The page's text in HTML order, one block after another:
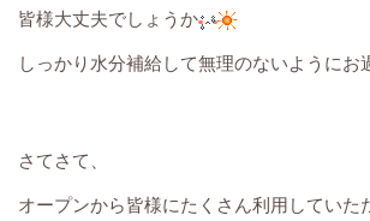
皆様大丈夫でしょうか
しっかり水分補給して無理のないようにお
さてさて、
オープンから皆様にたくさん利用していた